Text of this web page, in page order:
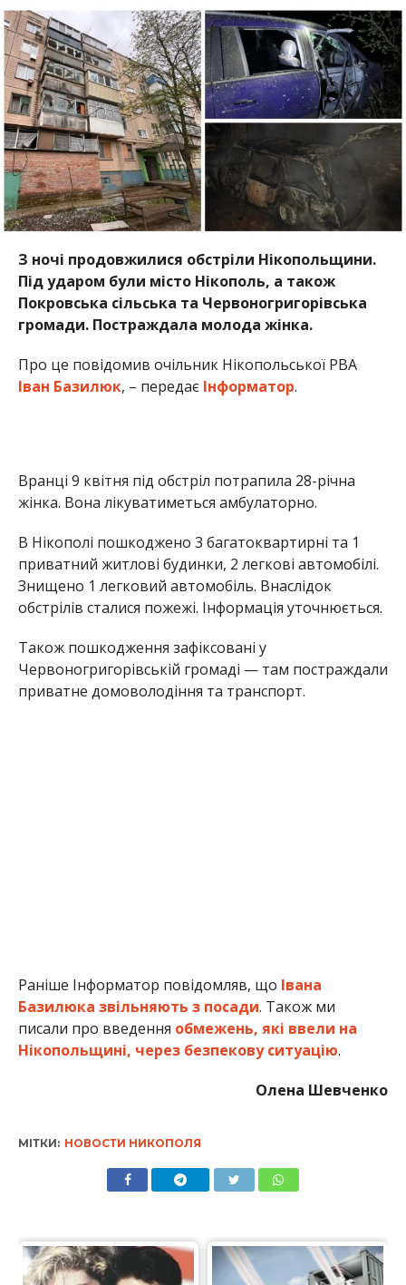
З ночі продовжилися обстріли Нікопольщини.
Під ударом були місто Нікополь, а також
Покровська сільська та Червоногригорівська
громади. Постраждала молода жінка.
Про це повідомив очільник Нікопольської РВА
Іван Базилюк, – передає Інформатор.
Вранці 9 квітня під обстріл потрапила 28-річна
жінка. Вона лікуватиметься амбулаторно.
В Нікополі пошкоджено 3 багатоквартирні та 1
приватний житлові будинки, 2 легкові автомобілі.
Знищено 1 легковий автомобіль. Внаслідок
обстрілів сталися пожежі. Інформація уточнюється.
Також пошкодження зафіксовані у
Червоногригорівській громаді — там постраждали
приватне домоволодіння та транспорт.